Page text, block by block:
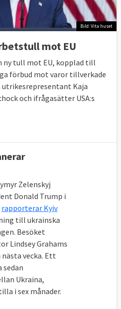
Bild: Vita huset
mot EU
ny tull mot EU, kopplad till
förbud mot varor tillverkade
utrikesrepresentant Kaja
och ifrågasätter USA:s
Zelenskyj
Donald Trump i
rapporterar Kyiv
till ukrainska
Besöket
Lindsey Grahams
vecka. Ett
Ukraina,
i sex månader.